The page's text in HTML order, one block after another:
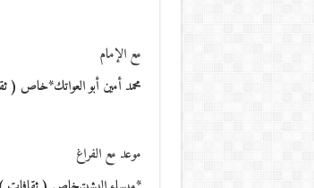
مع الإمام
محمد أمين أبو العواتك*خاص
موعد مع الفراغ